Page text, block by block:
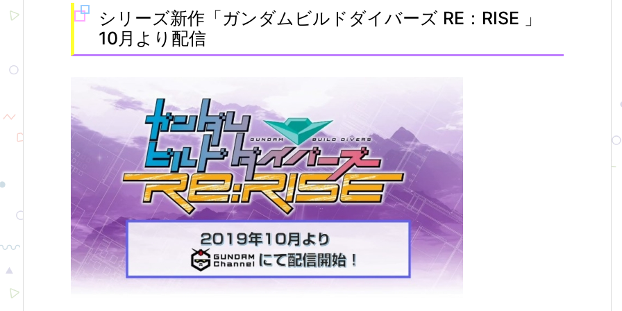
シリーズ新作「ガンダムビルドダイバーズ RE：RISE 」
10月より配信